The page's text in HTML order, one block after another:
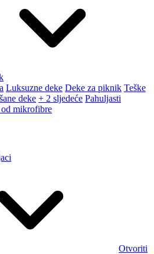
Luksuzne deke Deke za piknik Teške
deke + 2 sljedeće Pahuljasti
mikrofibre
Otvoriti